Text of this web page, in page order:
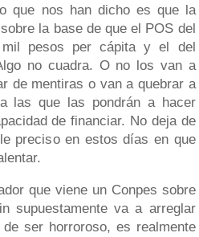
que nos han dicho es que la
la base de que el POS del
pesos per cápita y el del
no cuadra. O no los van a
de mentiras o van a quebrar a
las que las pondrán a hacer
de financiar. No deja de
preciso en estos días en que
que viene un Conpes sobre
supuestamente va a arreglar
ser horroroso, es realmente